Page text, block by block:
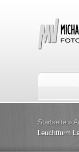
Startseite »
Leuchtturm